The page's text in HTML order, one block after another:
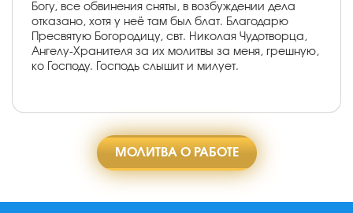
Богу, все обвинения сняты, в возбуждении дела
отказано, хотя у неё там был блат. Благодарю
Пресвятую Богородицу, свт. Николая Чудотворца,
Ангелу-Хранителя за их молитвы за меня, грешную,
ко Господу. Господь слышит и милует.
МОЛИТВА О РАБОТЕ